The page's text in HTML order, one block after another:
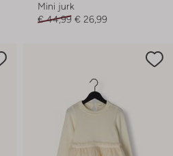
Mini jurk
€ 44,99 € 26,99